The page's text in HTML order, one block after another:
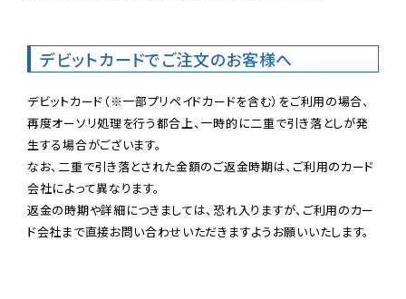
デビットカードでご注文のお客様へ
デビットカード（※一部プリペイドカードを含む）をご利用の場合、
再度オーソリ処理を行う都合上、一時的に二重で引き落としが発
生する場合がございます。
なお、二重で引き落とされた金額のご返金時期は、ご利用のカード
会社によって異なります。
返金の時期や詳細につきましては、恐れ入りますが、ご利用のカー
ド会社まで直接お問い合わせいただきますようお願いいたします。